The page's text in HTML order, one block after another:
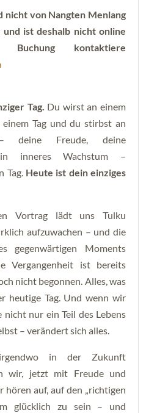
nicht von Nangten Menlang
ist deshalb nicht online
kontaktiere
Tag. Du wirst an einem
Tag und du stirbst an
deine Freude, deine
inneres Wachstum –
Tag. Heute ist dein einziges
Vortrag lädt uns Tulku
aufzuwachen – und die
gegenwärtigen Moments
Vergangenheit ist bereits
nicht begonnen. Alles, was
heutige Tag. Und wenn wir
nicht nur ein Teil des Lebens
– verändert sich alles.
in der Zukunft
wir, jetzt mit Freude und
hören auf, auf den „richtigen
glücklich zu sein – und